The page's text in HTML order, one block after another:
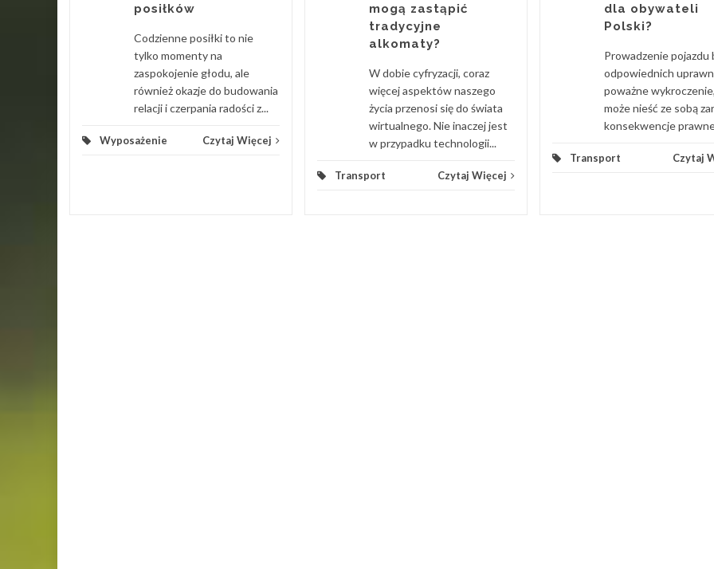
posiłków
Codzienne posiłki to nie
tylko momenty na
zaspokojenie głodu, ale
również okazje do budowania
relacji i czerpania radości z...
Wyposażenie Czytaj Więcej
mogą zastąpić
tradycyjne
alkomaty?
W dobie cyfryzacji, coraz
więcej aspektów naszego
życia przenosi się do świata
wirtualnego. Nie inaczej jest
w przypadku technologii...
Transport Czytaj Więcej
dla obywateli
Polski?
Prowadzenie pojazdu
odpowiednich
poważne
może nieść ze sobą
konsekwencje
Transport Czytaj